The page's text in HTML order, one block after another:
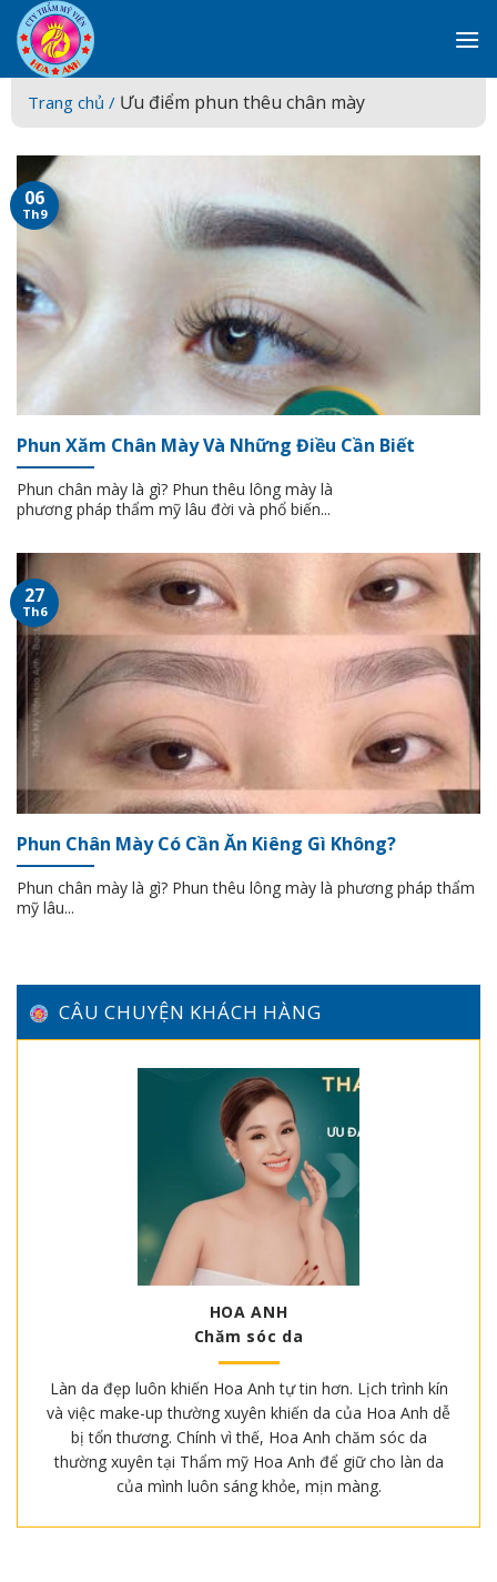
Skip
to
content
Trang chủ / Ưu điểm phun thêu chân mày
Phun Xăm Chân Mày Và Những Điều Cần Biết
Phun chân mày là gì? Phun thêu lông mày là
phương pháp thẩm mỹ lâu đời và phổ biến...
06
Th9
Phun Chân Mày Có Cần Ăn Kiêng Gì Không?
Phun chân mày là gì? Phun thêu lông mày là phương pháp thẩm
mỹ lâu...
27
Th6
CÂU CHUYỆN KHÁCH HÀNG
HOA ANH
Chăm sóc da
Làn da đẹp luôn khiến Hoa Anh tự tin hơn. Lịch trình kín
và việc make-up thường xuyên khiến da của Hoa Anh dễ
bị tổn thương. Chính vì thế, Hoa Anh chăm sóc da
thường xuyên tại Thẩm mỹ Hoa Anh để giữ cho làn da
của mình luôn sáng khỏe, mịn màng.